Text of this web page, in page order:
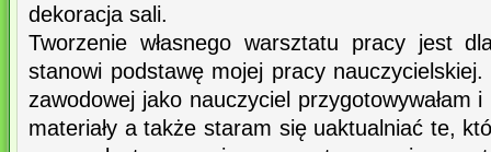
dekoracja sali.
Tworzenie własnego warsztatu pracy jest
stanowi podstawę mojej pracy
zawodowej jako nauczyciel przygotowywałam
materiały a także staram się uaktualniać te,